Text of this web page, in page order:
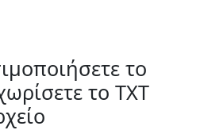
το
το TXT